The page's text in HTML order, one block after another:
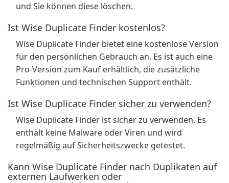
und Sie können diese löschen.
Ist Wise Duplicate Finder kostenlos?
Wise Duplicate Finder bietet eine kostenlose Version
für den persönlichen Gebrauch an. Es ist auch eine
Pro-Version zum Kauf erhältlich, die zusätzliche
Funktionen und technischen Support enthält.
Ist Wise Duplicate Finder sicher zu verwenden?
Wise Duplicate Finder ist sicher zu verwenden. Es
enthält keine Malware oder Viren und wird
regelmäßig auf Sicherheitszwecke getestet.
Kann Wise Duplicate Finder nach Duplikaten auf
externen Laufwerken oder